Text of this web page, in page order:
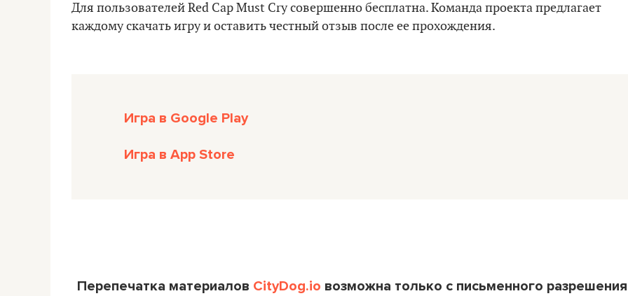
Для пользователей Red Cap Must Cry совершенно бесплатна. Команда проекта предлагает
каждому скачать игру и оставить честный отзыв после ее прохождения.
Игра в Google Play
Игра в App Store
Перепечатка материалов CityDog.io возможна только с письменного разрешения